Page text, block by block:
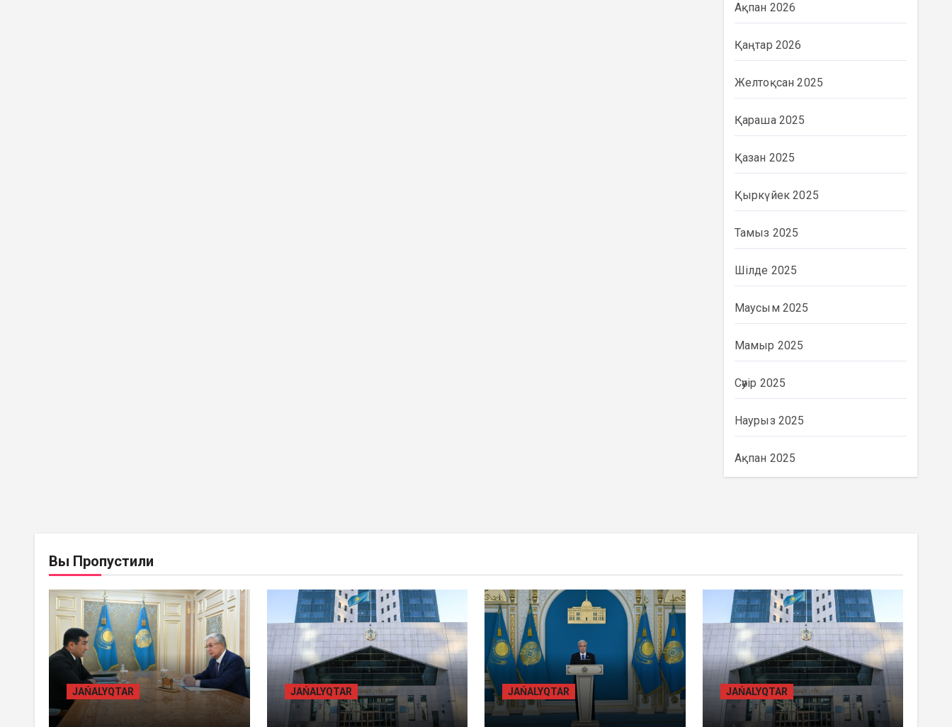
Ақпан 2026
Қаңтар 2026
Желтоқсан 2025
Қараша 2025
Қазан 2025
Қыркүйек 2025
Тамыз 2025
Шілде 2025
Маусым 2025
Мамыр 2025
Сәуір 2025
Наурыз 2025
Ақпан 2025
Вы Пропустили
JAŃALYQTAR JAŃALYQTAR
ЖАМБЫЛ ОБЛЫСЫНДА
JAŃALYQTAR
ТОҚАЕВ БІРНЕШЕ ІРІ
JAŃALYQTAR
ҚАЗАҚСТАНДА